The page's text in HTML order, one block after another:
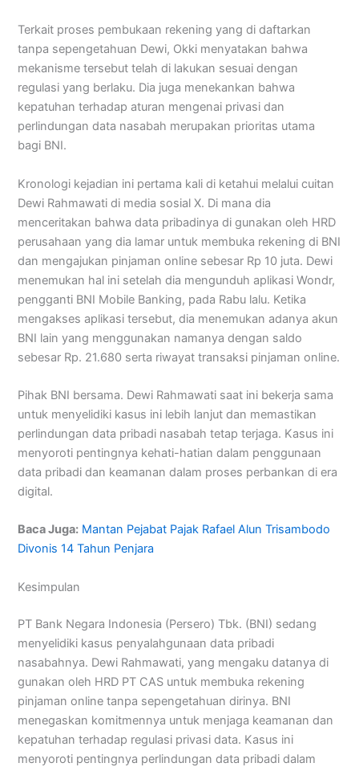
Terkait proses pembukaan rekening yang di daftarkan
tanpa sepengetahuan Dewi, Okki menyatakan bahwa
mekanisme tersebut telah di lakukan sesuai dengan
regulasi yang berlaku. Dia juga menekankan bahwa
kepatuhan terhadap aturan mengenai privasi dan
perlindungan data nasabah merupakan prioritas utama
bagi BNI.
Kronologi kejadian ini pertama kali di ketahui melalui cuitan
Dewi Rahmawati di media sosial X. Di mana dia
menceritakan bahwa data pribadinya di gunakan oleh HRD
perusahaan yang dia lamar untuk membuka rekening di BNI
dan mengajukan pinjaman online sebesar Rp 10 juta. Dewi
menemukan hal ini setelah dia mengunduh aplikasi Wondr,
pengganti BNI Mobile Banking, pada Rabu lalu. Ketika
mengakses aplikasi tersebut, dia menemukan adanya akun
BNI lain yang menggunakan namanya dengan saldo
sebesar Rp. 21.680 serta riwayat transaksi pinjaman online.
Pihak BNI bersama. Dewi Rahmawati saat ini bekerja sama
untuk menyelidiki kasus ini lebih lanjut dan memastikan
perlindungan data pribadi nasabah tetap terjaga. Kasus ini
menyoroti pentingnya kehati-hatian dalam penggunaan
data pribadi dan keamanan dalam proses perbankan di era
digital.
Baca Juga: Mantan Pejabat Pajak Rafael Alun Trisambodo
Divonis 14 Tahun Penjara
Kesimpulan
PT Bank Negara Indonesia (Persero) Tbk. (BNI) sedang
menyelidiki kasus penyalahgunaan data pribadi
nasabahnya. Dewi Rahmawati, yang mengaku datanya di
gunakan oleh HRD PT CAS untuk membuka rekening
pinjaman online tanpa sepengetahuan dirinya. BNI
menegaskan komitmennya untuk menjaga keamanan dan
kepatuhan terhadap regulasi privasi data. Kasus ini
menyoroti pentingnya perlindungan data pribadi dalam